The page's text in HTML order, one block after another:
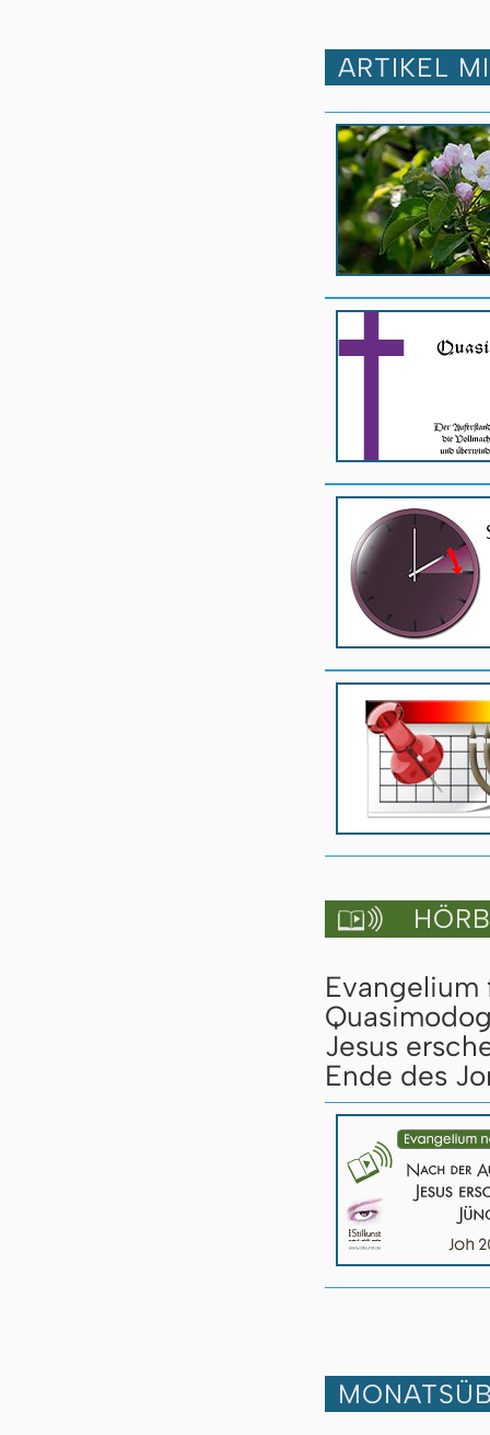
ARTIKEL

Jesus
Ende des